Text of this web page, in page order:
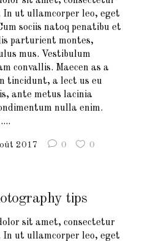
In ut ullamcorper leo, eget
sociis natoq penatibu et
parturient montes,
mus. Vestibulum
convallis. Maecen as a
tincidunt, a lect us eu
ante metus lacinia
nulla enim.
2017 0 0
tips
sit amet, consectetur
In ut ullamcorper leo, eget